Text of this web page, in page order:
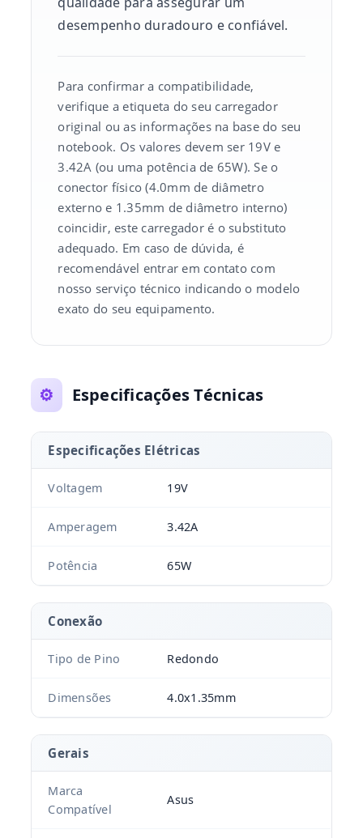
desempenho duradouro e confiável.
Para confirmar a compatibilidade,
verifique a etiqueta do seu carregador
original ou as informações na base do seu
notebook. Os valores devem ser 19V e
3.42A (ou uma potência de 65W). Se o
conector físico (4.0mm de diâmetro
externo e 1.35mm de diâmetro interno)
coincidir, este carregador é o substituto
adequado. Em caso de dúvida, é
recomendável entrar em contato com
nosso serviço técnico indicando o modelo
exato do seu equipamento.
⚙️ Especificações Técnicas
Especificações Elétricas
Voltagem 19V
Amperagem 3.42A
Potência 65W
Conexão
Tipo de Pino Redondo
Dimensões 4.0x1.35mm
Gerais
Marca
Compatível
Asus